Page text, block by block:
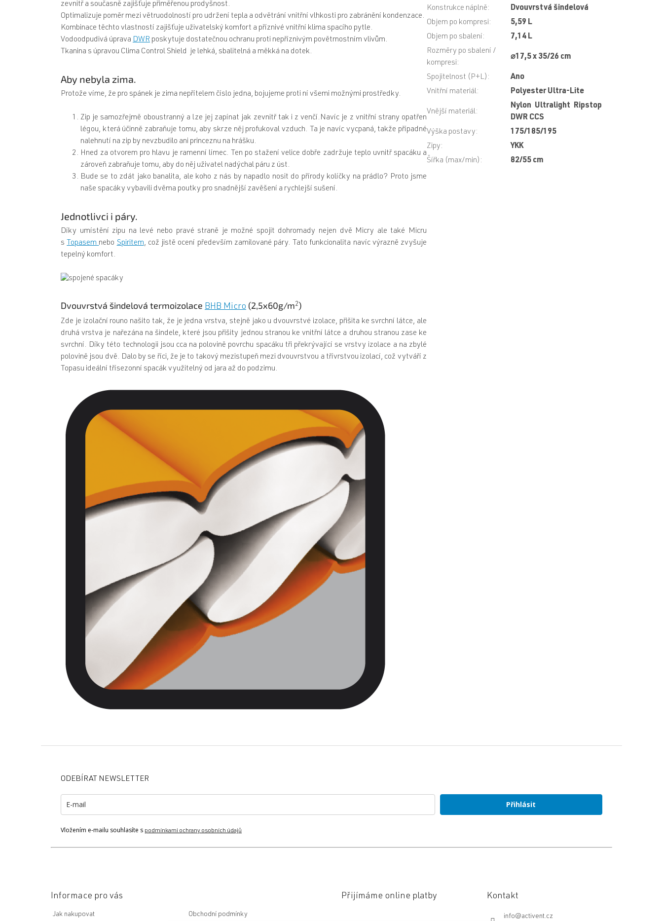
zevnitř a současně zajišťuje přiměřenou prodyšnost.
Optimalizuje poměr mezi větruodolností pro udržení tepla a odvětrání vnitřní vlhkosti pro zabránění kondenzace.
Kombinace těchto vlastností zajišťuje uživatelský komfort a příznivé vnitřní klima spacího pytle.
Vodoodpudivá úprava DWR poskytuje dostatečnou ochranu proti nepříznivým povětrnostním vlivům.
Tkanina s úpravou Clima Control Shield je lehká, sbalitelná a měkká na dotek.
Aby nebyla zima.
Protože víme, že pro spánek je zima nepřítelem číslo jedna, bojujeme proti ní všemi možnými prostředky.
Zip je samozřejmě oboustranný a lze jej zapínat jak zevnitř tak i z venčí.Navíc je z vnitřní strany opatřen
légou, která účinně zabraňuje tomu, aby skrze něj profukoval vzduch. Ta je navíc vycpaná, takže případné
nalehnutí na zip by nevzbudilo ani princeznu na hrášku.
Hned za otvorem pro hlavu je ramenní límec. Ten po stažení velice dobře zadržuje teplo uvnitř spacáku a
zároveň zabraňuje tomu, aby do něj uživatel nadýchal páru z úst.
Bude se to zdát jako banalita, ale koho z nás by napadlo nosit do přírody kolíčky na prádlo? Proto jsme
naše spacáky vybavili dvěma poutky pro snadnější zavěšení a rychlejší sušení.
Jednotlivci i páry.
Díky umístění zipu na levé nebo pravé straně je možné spojit dohromady nejen dvě Micry ale také Micru
s Topasem nebo Spiritem, což jistě ocení především zamilované páry. Tato funkcionalita navíc výrazně zvyšuje
tepelný komfort.
Dvouvrstvá šindelová termoizolace BHB Micro (2,5x60g/m2)
Zde je izolační rouno našito tak, že je jedna vrstva, stejně jako u dvouvrstvé izolace, přišita ke svrchní látce, ale
druhá vrstva je nařezána na šindele, které jsou přišity jednou stranou ke vnitřní látce a druhou stranou zase ke
svrchní. Díky této technologii jsou cca na polovině povrchu spacáku tři překrývající se vrstvy izolace a na zbylé
polovině jsou dvě. Dalo by se říci, že je to takový mezistupeň mezi dvouvrstvou a třívrstvou izolací, což vytváří z
Topasu ideální třísezonní spacák využitelný od jara až do podzimu.
Konstrukce náplně:
Dvouvrstvá šindelová
Objem po kompresi:
5,59 L
Objem po sbalení :
7,14 L
Rozměry po sbalení /
kompresi:
⌀17,5 x 35/26 cm
Spojitelnost (P+L) :
Ano
Vnitřní materiál: Polyester Ultra-Lite
Vnější materiál:
Nylon Ultralight Ripstop
DWR CCS
Výška postavy:
175/185/195
Zipy:
YKK
Šířka (max/min) : 82/55 cm
ODEBÍRAT NEWSLETTER
Přihlásit
Vložením e-mailu souhlasíte s podmínkami ochrany osobních údajů
Informace pro vás
Jak nakupovat Obchodní podmínky
Přijímáme online platby Kontakt
info@activent.cz